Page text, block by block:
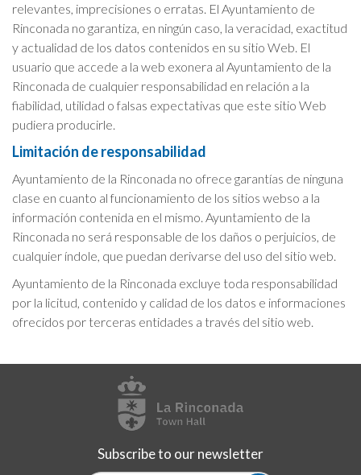
relevantes, imprecisiones o erratas. El Ayuntamiento de
Rinconada no garantiza, en ningún caso, la veracidad, exactitud
y actualidad de los datos contenidos en su sitio Web. El
usuario que accede a la web exonera al Ayuntamiento de la
Rinconada de cualquier responsabilidad en relación a la
fiabilidad, utilidad o falsas expectativas que este sitio Web
pudiera producirle.
Limitación de responsabilidad
Ayuntamiento de la Rinconada no ofrece garantías de ninguna
clase en cuanto al funcionamiento de los sitios webso a la
información contenida en el mismo. Ayuntamiento de la
Rinconada no será responsable de los daños o perjuicios, de
cualquier índole, que puedan derivarse del uso del sitio web.
Ayuntamiento de la Rinconada excluye toda responsabilidad
por la licitud, contenido y calidad de los datos e informaciones
ofrecidos por terceras entidades a través del sitio web.
Subscribe to our newsletter